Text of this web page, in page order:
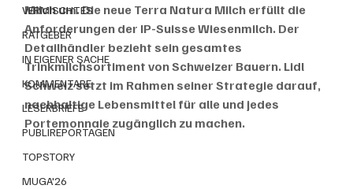
VERMISCHTES
RATGEBER
IN EIGENER SACHE
KOMMENTARE
LESERBRIEFE
PUBLIREPORTAGEN
TOPSTORY
MUGA'26
Milch um. Die neue Terra Natura Milch erfüllt die
Anforderungen der IP-Suisse Wiesenmilch. Der
Detailhändler bezieht sein gesamtes
Trinkmilchsortiment von Schweizer Bauern. Lidl
Schweiz setzt im Rahmen seiner Strategie darauf,
nachhaltige Lebensmittel für alle und jedes
Portemonnaie zugänglich zu machen.